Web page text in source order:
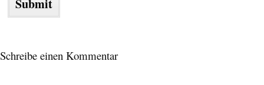
Schreibe einen Kommentar